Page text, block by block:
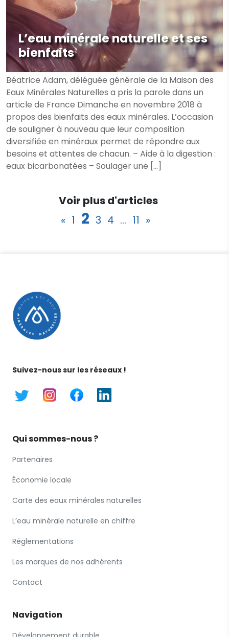
L’eau minérale naturelle et ses
bienfaits
Béatrice Adam, déléguée générale de la Maison des
Eaux Minérales Naturelles a pris la parole dans un
article de France Dimanche en novembre 2018 à
propos des bienfaits des eaux minérales. L’occasion
de souligner à nouveau que leur composition
diversifiée en minéraux permet de répondre aux
besoins et attentes de chacun. – Aide à la digestion :
eaux bicarbonatées – Soulager une […]
Voir plus d'articles
« 1 2 3 4 … 11 »
Suivez-nous sur les réseaux !
Qui sommes-nous ?
Partenaires
Économie locale
Carte des eaux minérales naturelles
L’eau minérale naturelle en chiffre
Réglementations
Les marques de nos adhérents
Contact
Navigation